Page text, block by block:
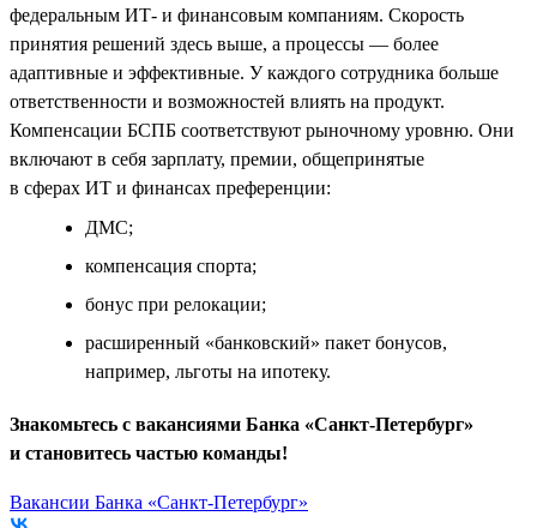
федеральным ИТ- и финансовым компаниям. Скорость
принятия решений здесь выше, а процессы — более
адаптивные и эффективные. У каждого сотрудника больше
ответственности и возможностей влиять на продукт.
Компенсации БСПБ соответствуют рыночному уровню. Они
включают в себя зарплату, премии, общепринятые
в сферах ИТ и финансах преференции:
ДМС;
компенсация спорта;
бонус при релокации;
расширенный «банковский» пакет бонусов,
например, льготы на ипотеку.
Знакомьтесь с вакансиями Банка «Санкт-Петербург»
и становитесь частью команды!
Вакансии Банка «Санкт-Петербург»